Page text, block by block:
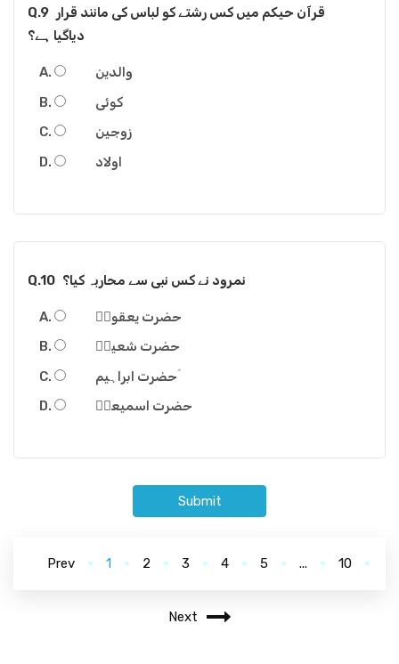
Q.9 قرآن حیکم میں کس رشتے کو لباس کی مانند قرار
دیاگیا ہے؟
والدین
کوئی
زوجین
اولاد
Q.10 نمرود نے کس نبی سے محاربہ کیا؟
حضرت یعقوبؑ
حضرت شعیبؑ
حضرت ابراہیم ؑ
حضرت اسمیعلؑ
Submit
Prev 1 2 3 4 5 ... 10
Next